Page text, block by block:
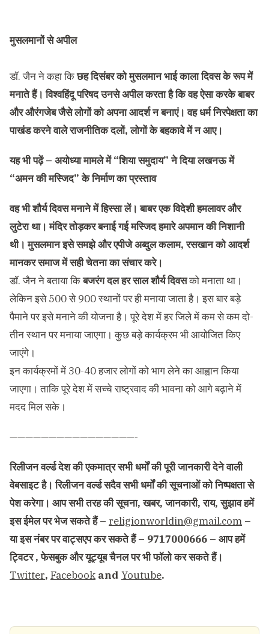
मुसलमानों से अपील
डॉ. जैन ने कहा किछह दिसंबर को मुसलमान भाई काला दिवस के रूप में
मनाते हैं। विश्वहिंदू परिषद उनसे अपील करता है कि वह ऐसा करके बाबर
और औरंगजेब जैसे लोगों को अपना आदर्श न बनाएं। वह धर्म निरपेक्षता का
पाखंड करने वाले राजनीतिक दलों, लोगों के बहकावे में न आए।
यह भी पढ़ें – अयोध्या मामले में “शिया समुदाय” ने दिया लखनऊ में
“अमन की मस्जिद” के निर्माण का प्रस्ताव
वह भी शौर्य दिवस मनाने में हिस्सा लें। बाबर एक विदेशी हमलावर और
लुटेरा था। मंदिर तोड़कर बनाई गई मस्जिद हमारे अपमान की निशानी
थी। मुसलमान इसे समझे और एपीजे अब्दुल कलाम, रसखान को आदर्श
मानकर समाज में सही चेतना का संचार करे।
डॉ. जैन ने बताया किबजरंग दल हर साल शौर्य दिवसको मनाता था।
लेकिन इसे 500 से 900 स्थानों पर ही मनाया जाता है। इस बार बड़े
पैमाने पर इसे मनाने की योजना है। पूरे देश में हर जिले में कम से कम दो-
तीन स्थान पर मनाया जाएगा। कुछ बड़े कार्यक्रम भी आयोजित किए
जाएंगे।
इन कार्यक्रमों में 30-40 हजार लोगों को भाग लेने का आह्वान किया
जाएगा। ताकि पूरे देश में सच्चे राष्ट्रवाद की भावना को आगे बढ़ाने में
मदद मिल सके।
————————————————-
रिलीजन वर्ल्ड देश की एकमात्र सभी धर्मों की पूरी जानकारी देने वाली
वेबसाइट है। रिलीजन वर्ल्ड सदैव सभी धर्मों की सूचनाओं को निष्पक्षता से
पेश करेगा। आप सभी तरह की सूचना, खबर, जानकारी, राय, सुझाव हमें
इस ईमेल पर भेज सकते हैं – religionworldin@gmail.com –
या इस नंबर पर वाट्सएप कर सकते हैं – 9717000666 – आप हमें
ट्विटर , फेसबुक और यूट्यूब चैनल पर भी फॉलो कर सकते हैं।
Twitter, Facebook and Youtube.